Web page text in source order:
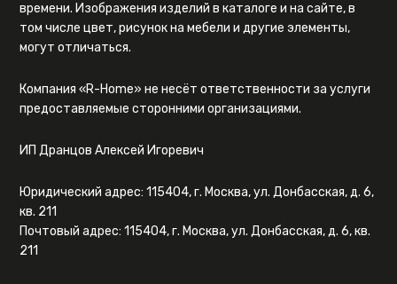
времени. Изображения изделий в каталоге и на сайте, в
том числе цвет, рисунок на мебели и другие элементы,
могут отличаться.
Компания «R-Home» не несёт ответственности за услуги
предоставляемые сторонними организациями.
ИП Дранцов Алексей Игоревич
Юридический адрес: 115404, г. Москва, ул. Донбасская, д. 6,
кв. 211
Почтовый адрес: 115404, г. Москва, ул. Донбасская, д. 6, кв.
211